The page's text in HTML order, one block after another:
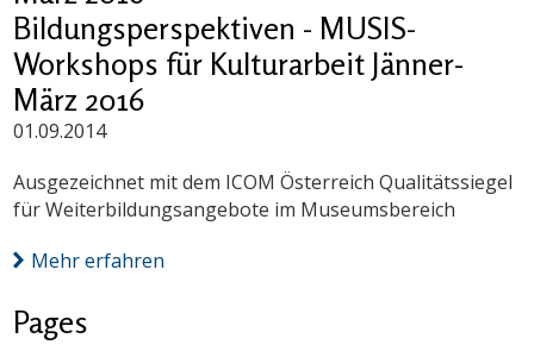
Bildungsperspektiven - MUSIS-
Workshops für Kulturarbeit Jänner-
März 2016
01.09.2014
Ausgezeichnet mit dem ICOM Österreich Qualitätssiegel
für Weiterbildungsangebote im Museumsbereich
Mehr erfahren
Pages